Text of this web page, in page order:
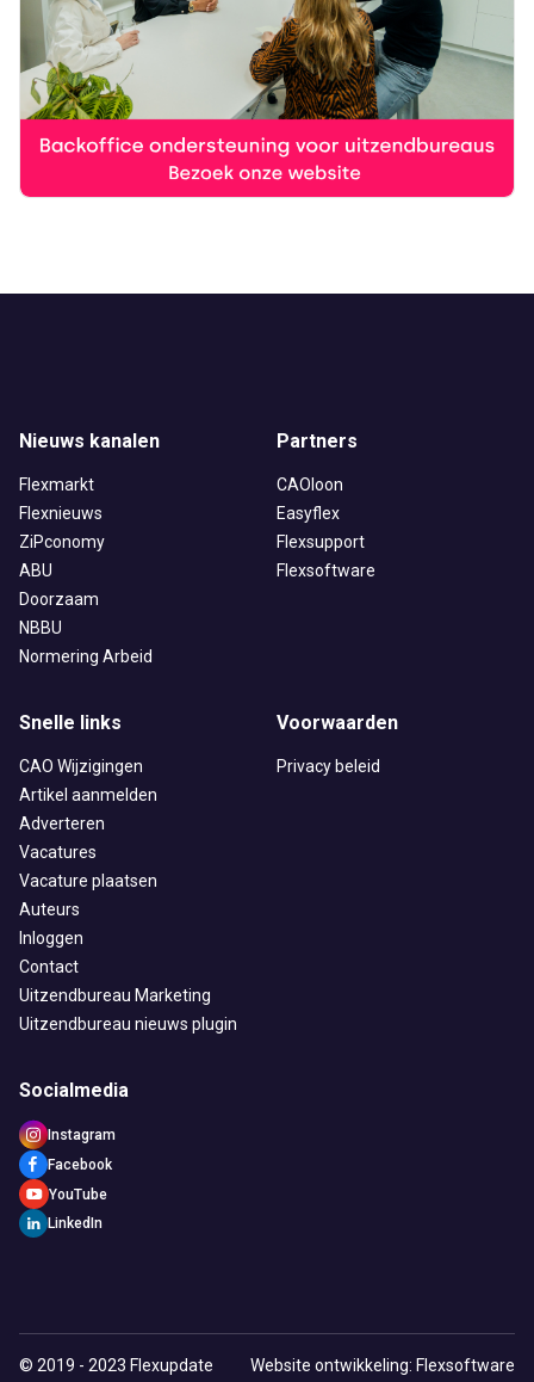
Nieuws kanalen
Flexmarkt
Flexnieuws
ZiPconomy
ABU
Doorzaam
NBBU
Normering Arbeid
Partners
CAOloon
Easyflex
Flexsupport
Flexsoftware
Snelle links
CAO Wijzigingen
Artikel aanmelden
Adverteren
Vacatures
Vacature plaatsen
Auteurs
Inloggen
Contact
Uitzendbureau Marketing
Uitzendbureau nieuws plugin
Voorwaarden
Privacy beleid
Socialmedia
Instagram
Facebook
YouTube
LinkedIn
© 2019 - 2023 Flexupdate Website ontwikkeling: Flexsoftware